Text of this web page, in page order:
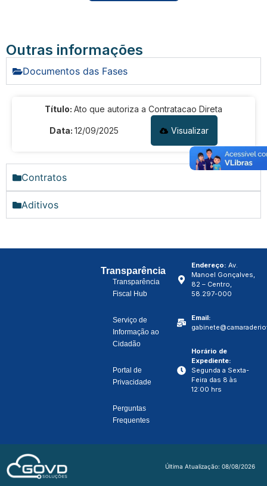
Outras informações
Documentos das Fases
Título: Ato que autoriza a Contratacao Direta
Data:12/09/2025 Visualizar
Contratos
Aditivos
Transparência
Transparência
Fiscal Hub
Serviço de
Informação ao
Cidadão
Portal de
Privacidade
Perguntas
Frequentes
Endereço:Av.
Manoel Gonçalves,
82 – Centro,
58.297-000
Email:
Horário de
Expediente:
Segunda a Sexta-
Feira das 8 às
12:00 hrs
Última Atualização: 08/08/2026